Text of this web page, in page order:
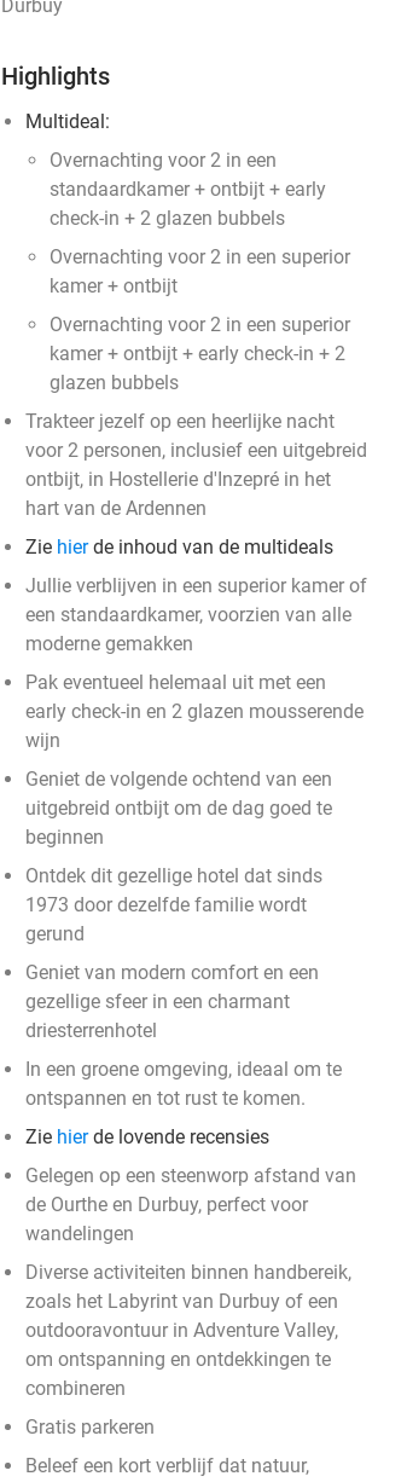
Durbuy
Highlights
Multideal:
Overnachting voor 2 in een
standaardkamer + ontbijt + early
check-in + 2 glazen bubbels
Overnachting voor 2 in een superior
kamer + ontbijt
Overnachting voor 2 in een superior
kamer + ontbijt + early check-in + 2
glazen bubbels
Trakteer jezelf op een heerlijke nacht
voor 2 personen, inclusief een uitgebreid
ontbijt, in Hostellerie d'Inzepré in het
hart van de Ardennen
Zie hierde inhoud van de multideals
Jullie verblijven in een superior kamer of
een standaardkamer, voorzien van alle
moderne gemakken
Pak eventueel helemaal uit met een
early check-in en 2 glazen mousserende
wijn
Geniet de volgende ochtend van een
uitgebreid ontbijt om de dag goed te
beginnen
Ontdek dit gezellige hotel dat sinds
1973 door dezelfde familie wordt
gerund
Geniet van modern comfort en een
gezellige sfeer in een charmant
driesterrenhotel
In een groene omgeving, ideaal om te
ontspannen en tot rust te komen.
Zie hierde lovende recensies
Gelegen op een steenworp afstand van
de Ourthe en Durbuy, perfect voor
wandelingen
Diverse activiteiten binnen handbereik,
zoals het Labyrint van Durbuy of een
outdooravontuur in Adventure Valley,
om ontspanning en ontdekkingen te
combineren
Gratis parkeren
Beleef een kort verblijf dat natuur,